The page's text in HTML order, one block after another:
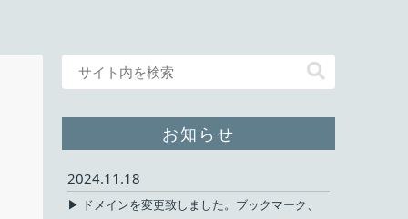
お知らせ
2024.11.18
▶ ドメインを変更致しました。ブックマーク、